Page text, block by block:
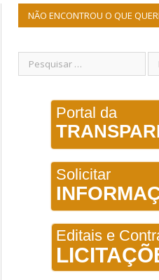
NÃO ENCONTROU O QUE
Portal da
Solicitar
Editais e